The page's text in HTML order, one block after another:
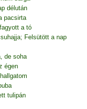
délután
pacsirta
a tó
Felsütött a nap
de soha
égen
tulipán